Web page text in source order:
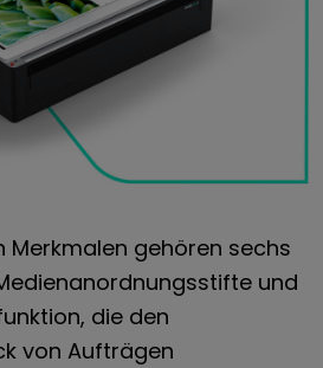
Merkmalen gehören sechs
und
die den
von Aufträgen